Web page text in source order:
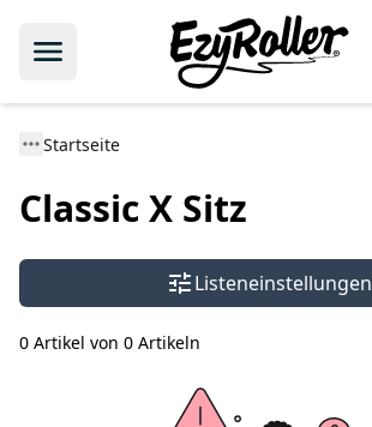
Startseite
Classic X Sitz
Listeneinstellungen
0 Artikel von 0 Artikeln